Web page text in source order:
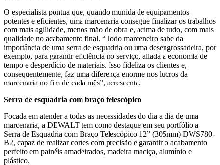
O especialista pontua que, quando munida de equipamentos
potentes e eficientes, uma marcenaria consegue finalizar os trabalhos
com mais agilidade, menos mão de obra e, acima de tudo, com mais
qualidade no acabamento final. “Todo marceneiro sabe da
importância de uma serra de esquadria ou uma desengrossadeira, por
exemplo, para garantir eficiência no serviço, aliada a economia de
tempo e desperdício de materiais. Isso fideliza os clientes e,
consequentemente, faz uma diferença enorme nos lucros da
marcenaria no fim de cada mês”, acrescenta.
Serra de esquadria com braço telescópico
Focada em atender a todas as necessidades do dia a dia de uma
marcenaria, a DEWALT tem como destaque em seu portfólio a
Serra de Esquadria com Braço Telescópico 12” (305mm) DWS780-
B2, capaz de realizar cortes com precisão e garantir o acabamento
perfeito em painéis amadeirados, madeira maciça, alumínio e
plástico.